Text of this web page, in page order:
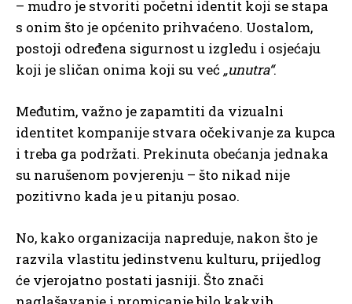
– mudro je stvoriti početni identit koji se stapa
s onim što je općenito prihvaćeno. Uostalom,
postoji određena sigurnost u izgledu i osjećaju
koji je sličan onima koji su već „unutra“.
Međutim, važno je zapamtiti da vizualni
identitet kompanije stvara očekivanje za kupca
i treba ga podržati. Prekinuta obećanja jednaka
su narušenom povjerenju – što nikad nije
pozitivno kada je u pitanju posao.
No, kako organizacija napreduje, nakon što je
razvila vlastitu jedinstvenu kulturu, prijedlog
će vjerojatno postati jasniji. Što znači